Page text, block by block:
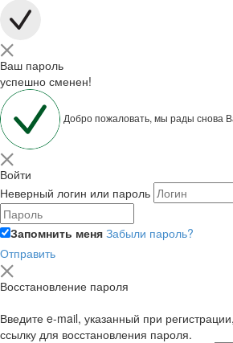
Ваш пароль
успешно сменен!
Добро пожаловать, мы рады снова
Войти
Неверный логин или пароль
Запомнить меня Забыли пароль?
Отправить
Восстановление пароля
Введите e-mail, указанный при
ссылку для восстановления пароля.